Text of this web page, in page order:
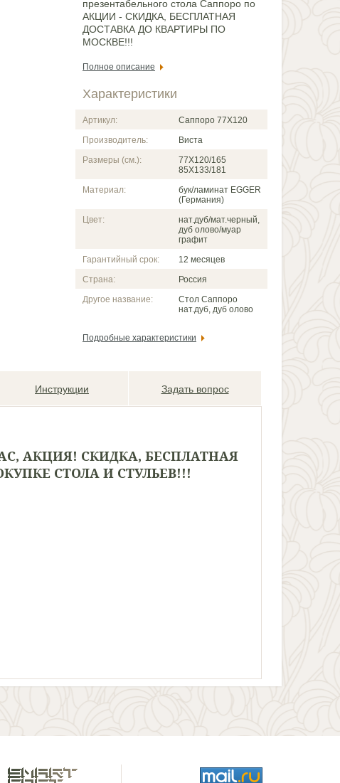
презентабельного стола Саппоро по
АКЦИИ - СКИДКА, БЕСПЛАТНАЯ
ДОСТАВКА ДО КВАРТИРЫ ПО
МОСКВЕ!!!
Полное описание
Характеристики
Артикул:
Саппоро 77Х120
Производитель:
Виста
Размеры (см.):
77X120/165
85Х133/181
Материал:
бук/ламинат EGGER
(Германия)
Цвет:
нат.дуб/мат.черный,
дуб олово/муар
графит
Гарантийный срок:
12 месяцев
Страна:
Россия
Другое название:
Стол Саппоро
нат.дуб, дуб олово
Подробные характеристики
Инструкции Задать вопрос
АКЦИЯ! СКИДКА, БЕСПЛАТНАЯ
СТОЛА И СТУЛЬЕВ!!!